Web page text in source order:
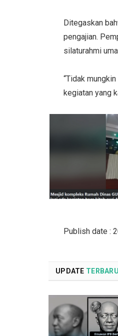
Ditegaskan
pengajian.
silaturahmi
“Tidak
kegiatan yang
Publish date :
UPDATE TERBARU